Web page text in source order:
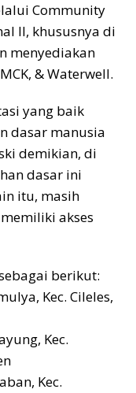
Community
ll, khususnya di
menyediakan
& Waterwell.
yang baik
dasar manusia
demikian, di
dasar ini
itu, masih
akses
berikut:
Kec. Cileles,
Kec.
Kec.